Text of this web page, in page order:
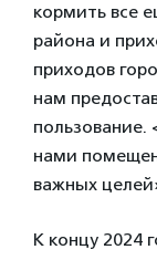
кормить все
района и
приходов
нам
нами
важных
К концу 2024